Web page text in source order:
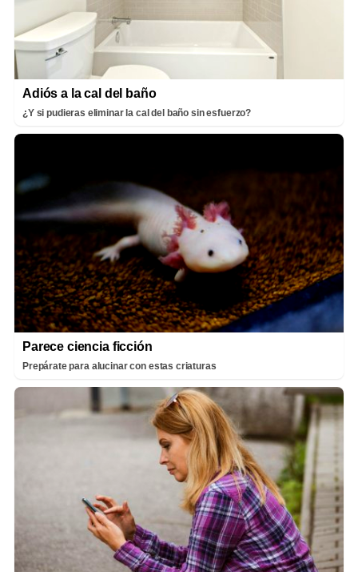
Adiós a la cal del baño
¿Y si pudieras eliminar la cal del baño sin esfuerzo?
Parece ciencia ficción
Prepárate para alucinar con estas criaturas